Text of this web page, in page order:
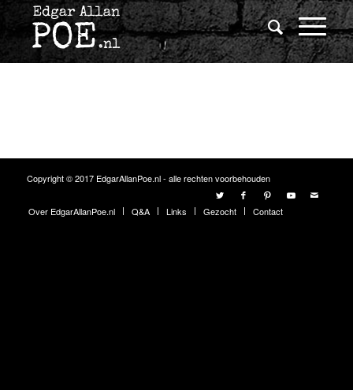
Copyright © 2017 EdgarAllanPoe.nl - alle rechten voorbehouden
Over EdgarAllanPoe.nl Q&A Links Gezocht Contact